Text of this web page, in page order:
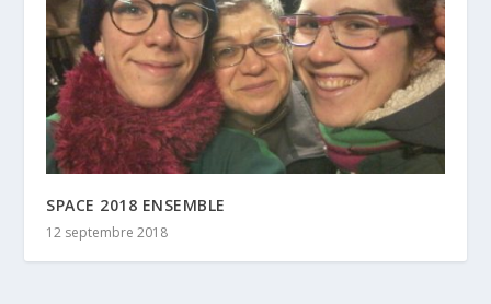
SPACE 2018 ENSEMBLE
12 septembre 2018